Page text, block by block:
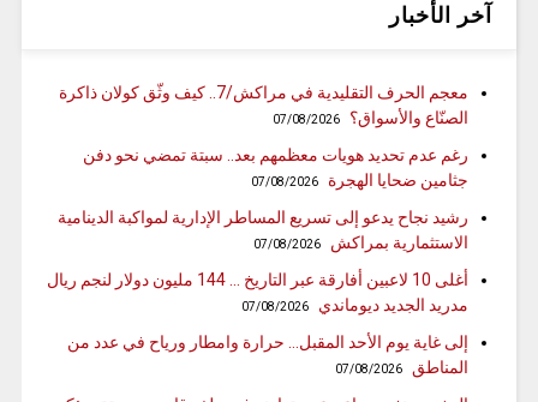
آخر الأخبار
معجم الحرف التقليدية في مراكش/7.. كيف وثّق كولان ذاكرة
الصنّاع والأسواق؟
07/08/2026
رغم عدم تحديد هويات معظمهم بعد.. سبتة تمضي نحو دفن
جثامين ضحايا الهجرة
07/08/2026
رشيد نجاح يدعو إلى تسريع المساطر الإدارية لمواكبة الدينامية
الاستثمارية بمراكش
07/08/2026
أغلى 10 لاعبين أفارقة عبر التاريخ … 144 مليون دولار لنجم ريال
مدريد الجديد ديوماندي
07/08/2026
إلى غاية يوم الأحد المقبل… حرارة وامطار ورياح في عدد من
المناطق
07/08/2026